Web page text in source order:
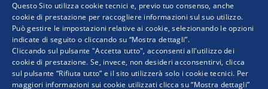
Progetto realizzato da:
Questo Sito utilizza cookie tecnici e, previo tuo consenso, anche
cookie di prestazione per raccogliere informazioni sul suo utilizzo.
Può gestire le impostazioni relative ai cookie, selezionando le opzioni
indicate di seguito o cliccando su “Mostra dettagli”.
Cliccando sul pulsante "Accetta tutto", acconsenti all'utilizzo dei
cookie di prestazione. Se, invece, non desideri acconsentirvi, clicca
sul pulsante “Rifiuta tutto” e il sito utilizzerà solo i cookie tecnici. Per
maggiori informazioni sui cookie utilizzati clicca su “Mostra dettagli”